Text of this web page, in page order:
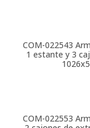
COM-022543
1 estante y 3
COM-022553